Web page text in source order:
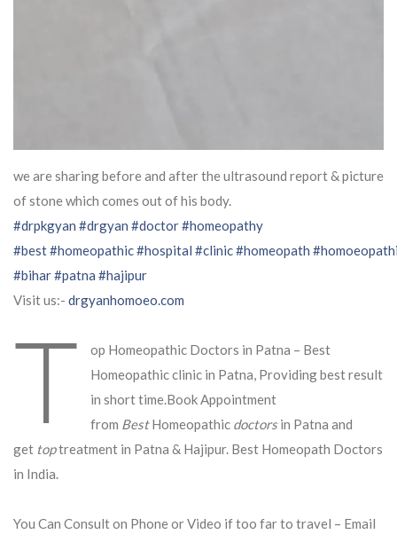
we are sharing before and after the ultrasound report & picture
of stone which comes out of his body.
#drpkgyan #drgyan #doctor#homeopathy
#best#homeopathic#hospital #clinic#homeopath
#bihar#patna #hajipur
Visit us:- drgyanhomoeo.com
T
op Homeopathic Doctors in Patna – Best
Homeopathic clinic in Patna, Providing best result
in short time.Book Appointment
from BestHomeopathic doctorsin Patna and
get toptreatment in Patna & Hajipur. Best Homeopath Doctors
in India.
You Can Consult on Phone or Video if too far to travel – Email